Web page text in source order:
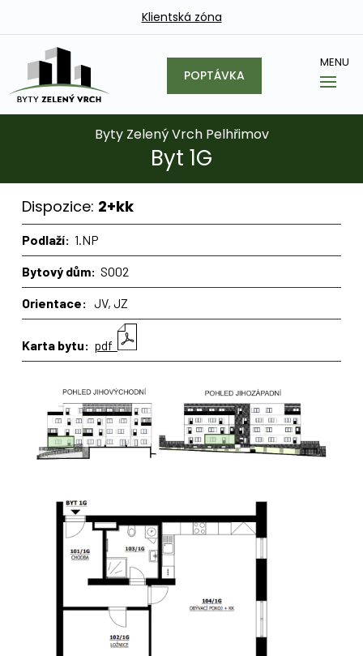
Klientská zóna
POPTÁVKA
Byty Zelený Vrch Pelhřimov
Byt 1G
Dispozice: 2+kk
Podlaží: 1.NP
Bytový dům: SO02
Orientace: JV, JZ
Karta bytu: pdf